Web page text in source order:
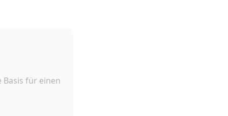
für einen